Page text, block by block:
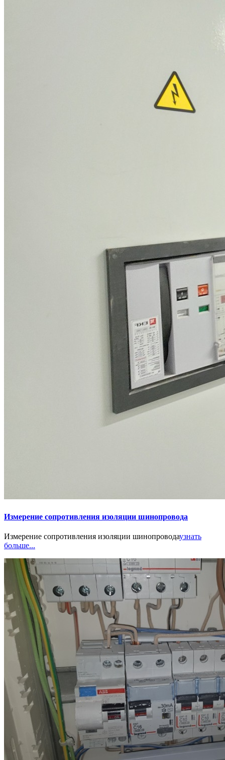
Измерение сопротивления изоляции шинопровода
Измерение сопротивления изоляции шинопроводаузнать
больше...